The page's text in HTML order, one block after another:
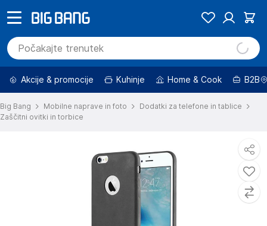
Akcije & promocije Kuhinje Home & Cook B2B
Big Bang Mobilne naprave in foto
Dodatki za telefone in tablice
Zaščitni ovitki in torbice